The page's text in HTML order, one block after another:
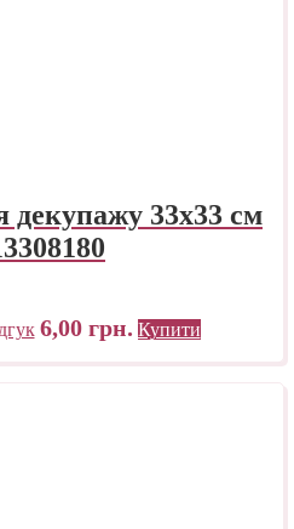
декупажу 33х33 см
6,00 грн. Купити